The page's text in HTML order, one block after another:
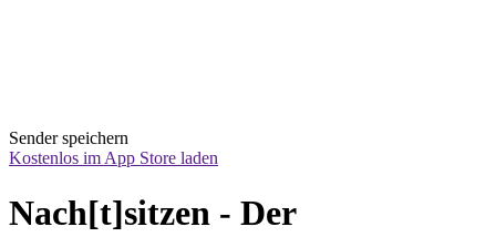
Sender speichern
Kostenlos im App Store laden
Nach[t]sitzen - Der